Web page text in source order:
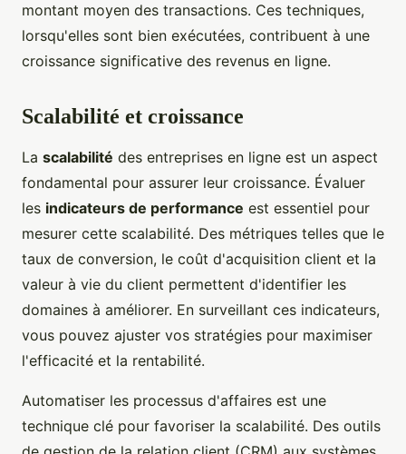
montant moyen des transactions. Ces techniques,
lorsqu'elles sont bien exécutées, contribuent à une
croissance significative des revenus en ligne.
Scalabilité et croissance
La scalabilité des entreprises en ligne est un aspect
fondamental pour assurer leur croissance. Évaluer
les indicateurs de performance est essentiel pour
mesurer cette scalabilité. Des métriques telles que le
taux de conversion, le coût d'acquisition client et la
valeur à vie du client permettent d'identifier les
domaines à améliorer. En surveillant ces indicateurs,
vous pouvez ajuster vos stratégies pour maximiser
l'efficacité et la rentabilité.
Automatiser les processus d'affaires est une
technique clé pour favoriser la scalabilité. Des outils